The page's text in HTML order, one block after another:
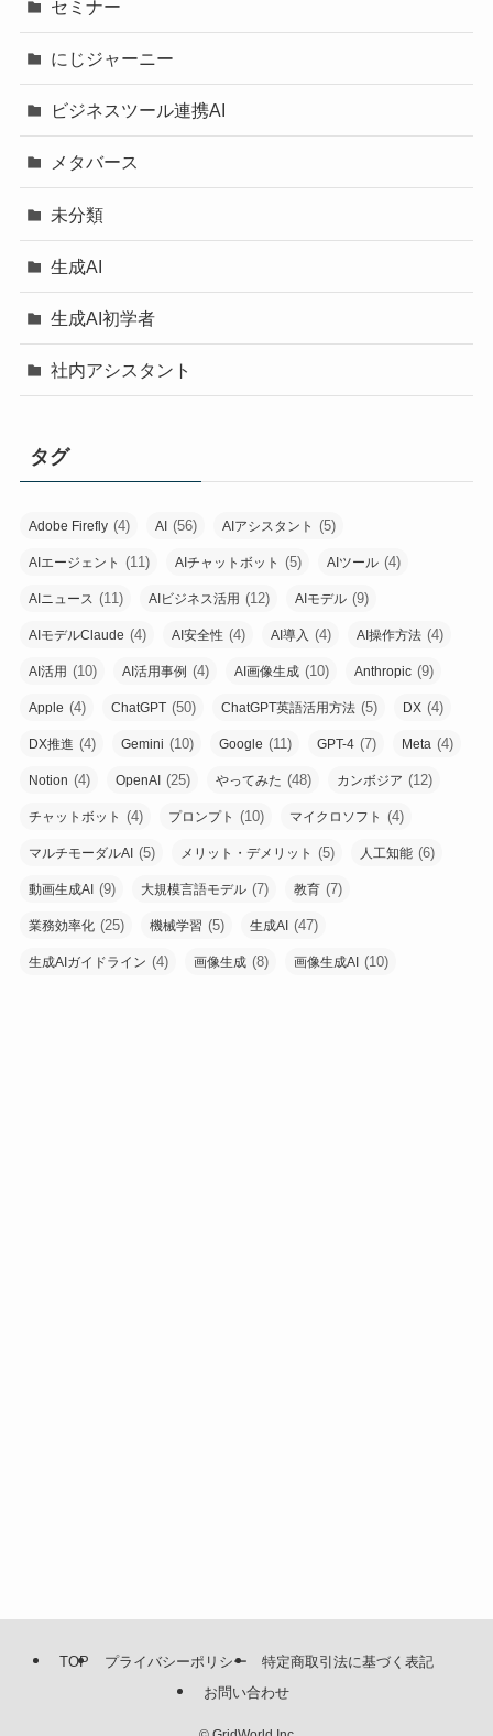
セミナー
にじジャーニー
ビジネスツール連携AI
メタバース
未分類
生成AI
生成AI初学者
社内アシスタント
タグ
Adobe Firefly (4) AI (56) AIアシスタント (5)
AIエージェント (11) AIチャットボット (5) AIツール (4)
AIニュース (11) AIビジネス活用 (12) AIモデル (9)
AIモデルClaude (4) AI安全性 (4) AI導入 (4) AI操作方法 (4)
AI活用 (10) AI活用事例 (4) AI画像生成 (10) Anthropic (9)
Apple (4) ChatGPT (50) ChatGPT英語活用方法 (5) DX (4)
DX推進 (4) Gemini (10) Google (11) GPT-4 (7) Meta (4)
Notion (4) OpenAI (25) やってみた (48) カンボジア (12)
チャットボット (4) プロンプト (10) マイクロソフト (4)
マルチモーダルAI (5) メリット・デメリット (5) 人工知能 (6)
動画生成AI (9) 大規模言語モデル (7) 教育 (7)
業務効率化 (25) 機械学習 (5) 生成AI (47)
生成AIガイドライン (4) 画像生成 (8) 画像生成AI (10)
TOP プライバシーポリシー
特定商取引法に基づく表記
お問い合わせ